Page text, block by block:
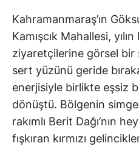
Kahramanmaraş’ın
Kamışcık Mahallesi,
ziyaretçilerine görsel bir
sert yüzünü geride
enerjisiyle birlikte eşsiz
dönüştü. Bölgenin
rakımlı Berit Dağı’nın
fışkıran kırmızı